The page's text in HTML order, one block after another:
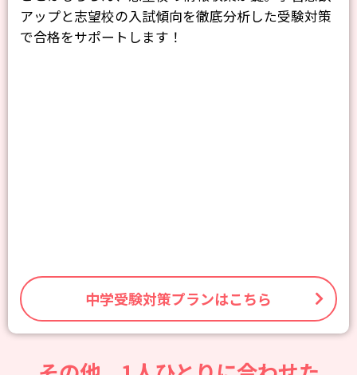
アップと志望校の入試傾向を徹底分析した受験対策
で合格をサポートします！
中学受験対策プランはこちら